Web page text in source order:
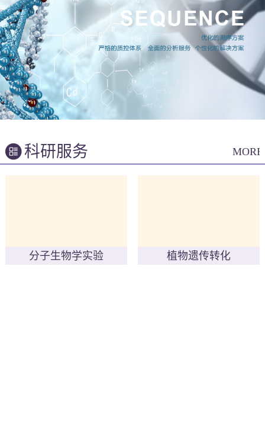
科研服务
分子生物学实验 植物遗传转化
MORE